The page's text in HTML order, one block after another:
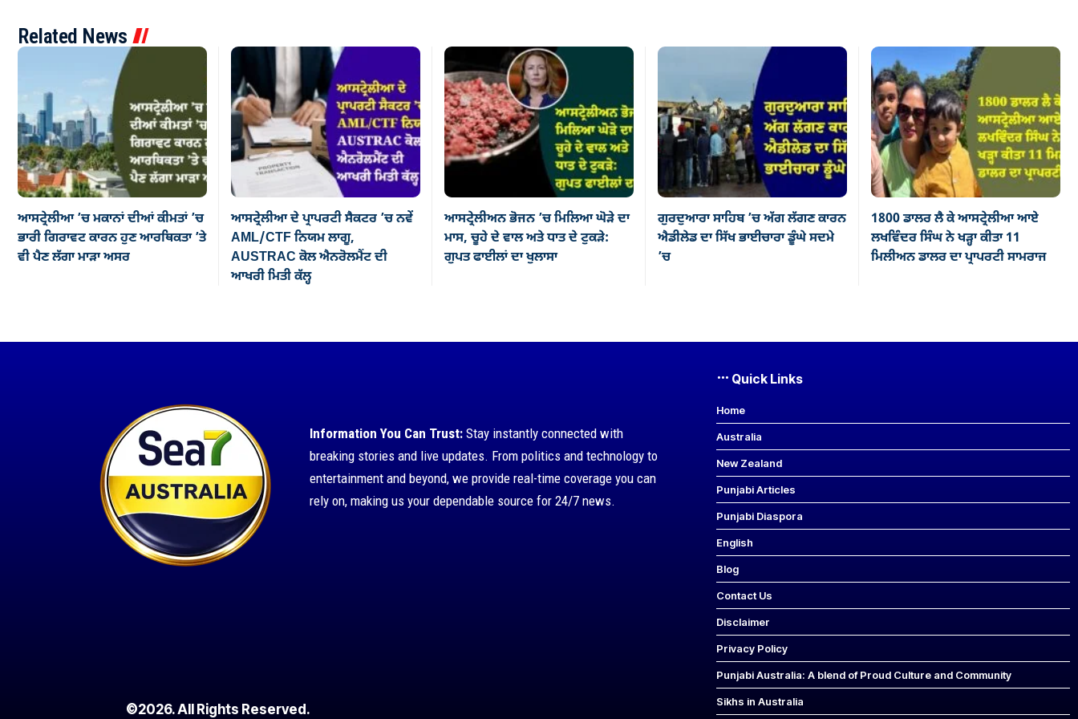
Related News
ਆਸਟ੍ਰੇਲੀਆ ’ਚ ਮਕਾਨਾਂ ਦੀਆਂ ਕੀਮਤਾਂ ’ਚ
ਭਾਰੀ ਗਿਰਾਵਟ ਕਾਰਨ ਹੁਣ ਆਰਥਿਕਤਾ ’ਤੇ
ਵੀ ਪੈਣ ਲੱਗਾ ਮਾੜਾ ਅਸਰ
ਆਸਟ੍ਰੇਲੀਆ ਦੇ ਪ੍ਰਾਪਰਟੀ ਸੈਕਟਰ ’ਚ ਨਵੇਂ
AML/CTF ਨਿਯਮ ਲਾਗੂ,
AUSTRAC ਕੋਲ ਐਨਰੋਲਮੈਂਟ ਦੀ
ਆਖਰੀ ਮਿਤੀ ਕੱਲ੍ਹ
ਆਸਟ੍ਰੇਲੀਅਨ ਭੋਜਨ ’ਚ ਮਿਲਿਆ ਘੋੜੇ ਦਾ
ਮਾਸ, ਚੂਹੇ ਦੇ ਵਾਲ ਅਤੇ ਧਾਤ ਦੇ ਟੁਕੜੇ:
ਗੁਪਤ ਫਾਈਲਾਂ ਦਾ ਖੁਲਾਸਾ
ਗੁਰਦੁਆਰਾ ਸਾਹਿਬ ’ਚ ਅੱਗ ਲੱਗਣ ਕਾਰਨ
ਐਡੀਲੇਡ ਦਾ ਸਿੱਖ ਭਾਈਚਾਰਾ ਡੂੰਘੇ ਸਦਮੇ
’ਚ
1800 ਡਾਲਰ ਲੈ ਕੇ ਆਸਟ੍ਰੇਲੀਆ ਆਏ
ਲਖਵਿੰਦਰ ਸਿੰਘ ਨੇ ਖੜ੍ਹਾ ਕੀਤਾ 11
ਮਿਲੀਅਨ ਡਾਲਰ ਦਾ ਪ੍ਰਾਪਰਟੀ ਸਾਮਰਾਜ
Information You Can Trust: Stay instantly connected with
breaking stories and live updates. From politics and technology to
entertainment and beyond, we provide real-time coverage you can
rely on, making us your dependable source for 24/7 news.
Quick Links
Home
Australia
New Zealand
Punjabi Articles
Punjabi Diaspora
English
Blog
Contact Us
Disclaimer
Privacy Policy
Punjabi Australia: A blend of Proud Culture and Community
Sikhs in Australia
©2026. All Rights Reserved.